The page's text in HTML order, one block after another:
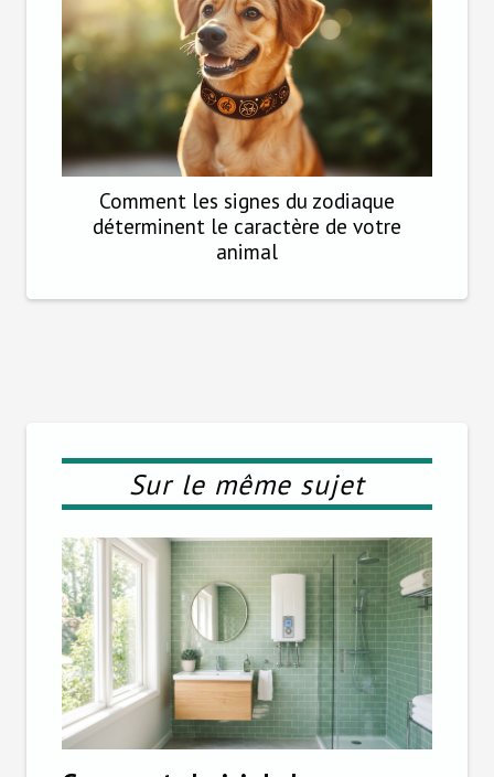
Comment les signes du zodiaque
déterminent le caractère de votre
animal
Sur le même sujet